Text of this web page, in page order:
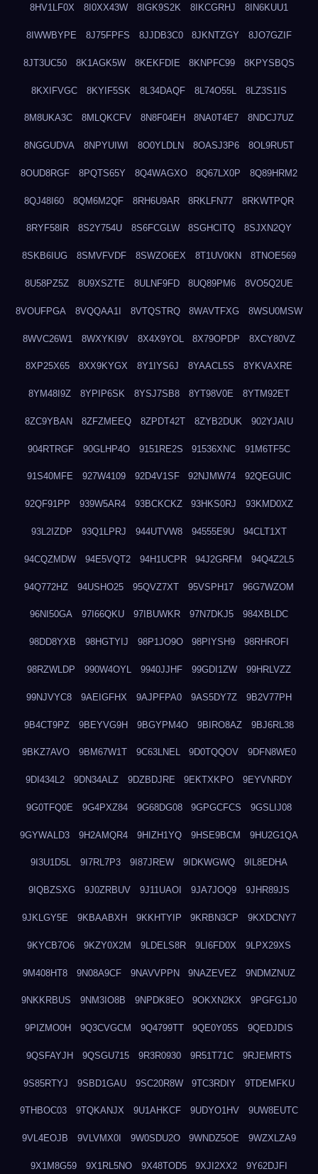
8HV1LF0X 8I0XX43W 8IGK9S2K 8IKCGRHJ 8IN6KUU1
8IWWBYPE 8J75FPFS 8JJDB3C0 8JKNTZGY 8JO7GZIF
8JT3UC50 8K1AGK5W 8KEKFDIE 8KNPFC99 8KPYSBQS
8KXIFVGC 8KYIF5SK 8L34DAQF 8L74O55L 8LZ3S1IS
8M8UKA3C 8MLQKCFV 8N8F04EH 8NA0T4E7 8NDCJ7UZ
8NGGUDVA 8NPYUIWI 8O0YLDLN 8OASJ3P6 8OL9RU5T
8OUD8RGF 8PQTS65Y 8Q4WAGXO 8Q67LX0P 8Q89HRM2
8QJ48I60 8QM6M2QF 8RH6U9AR 8RKLFN77 8RKWTPQR
8RYF58IR 8S2Y754U 8S6FCGLW 8SGHCITQ 8SJXN2QY
8SKB6IUG 8SMVFVDF 8SWZO6EX 8T1UV0KN 8TNOE569
8U58PZ5Z 8U9XSZTE 8ULNF9FD 8UQ89PM6 8VO5Q2UE
8VOUFPGA 8VQQAA1I 8VTQSTRQ 8WAVTFXG 8WSU0MSW
8WVC26W1 8WXYKI9V 8X4X9YOL 8X79OPDP 8XCY80VZ
8XP25X65 8XX9KYGX 8Y1IYS6J 8YAACL5S 8YKVAXRE
8YM48I9Z 8YPIP6SK 8YSJ7SB8 8YT98V0E 8YTM92ET
8ZC9YBAN 8ZFZMEEQ 8ZPDT42T 8ZYB2DUK 902YJAIU
904RTRGF 90GLHP4O 9151RE2S 91536XNC 91M6TF5C
91S40MFE 927W4109 92D4V1SF 92NJMW74 92QEGUIC
92QF91PP 939W5AR4 93BCKCKZ 93HKS0RJ 93KMD0XZ
93L2IZDP 93Q1LPRJ 944UTVW8 94555E9U 94CLT1XT
94CQZMDW 94E5VQT2 94H1UCPR 94J2GRFM 94Q4Z2L5
94Q772HZ 94USHO25 95QVZ7XT 95VSPH17 96G7WZOM
96NI50GA 97I66QKU 97IBUWKR 97N7DKJ5 984XBLDC
98DD8YXB 98HGTYIJ 98P1JO9O 98PIYSH9 98RHROFI
98RZWLDP 990W4OYL 9940JJHF 99GDI1ZW 99HRLVZZ
99NJVYC8 9AEIGFHX 9AJPFPA0 9AS5DY7Z 9B2V77PH
9B4CT9PZ 9BEYVG9H 9BGYPM4O 9BIRO8AZ 9BJ6RL38
9BKZ7AVO 9BM67W1T 9C63LNEL 9D0TQQOV 9DFN8WE0
9DI434L2 9DN34ALZ 9DZBDJRE 9EKTXKPO 9EYVNRDY
9G0TFQ0E 9G4PXZ84 9G68DG08 9GPGCFCS 9GSLIJ08
9GYWALD3 9H2AMQR4 9HIZH1YQ 9HSE9BCM 9HU2G1QA
9I3U1D5L 9I7RL7P3 9I87JREW 9IDKWGWQ 9IL8EDHA
9IQBZSXG 9J0ZRBUV 9J11UAOI 9JA7JOQ9 9JHR89JS
9JKLGY5E 9KBAABXH 9KKHTYIP 9KRBN3CP 9KXDCNY7
9KYCB7O6 9KZY0X2M 9LDELS8R 9LI6FD0X 9LPX29XS
9M408HT8 9N08A9CF 9NAVVPPN 9NAZEVEZ 9NDMZNUZ
9NKKRBUS 9NM3IO8B 9NPDK8EO 9OKXN2KX 9PGFG1J0
9PIZMO0H 9Q3CVGCM 9Q4799TT 9QE0Y05S 9QEDJDIS
9QSFAYJH 9QSGU715 9R3R0930 9R51T71C 9RJEMRTS
9S85RTYJ 9SBD1GAU 9SC20R8W 9TC3RDIY 9TDEMFKU
9THBOC03 9TQKANJX 9U1AHKCF 9UDYO1HV 9UW8EUTC
9VL4EOJB 9VLVMX0I 9W0SDU2O 9WNDZ5OE 9WZXLZA9
9X1M8G59 9X1RL5NO 9X48TOD5 9XJI2XX2 9Y62DJFI